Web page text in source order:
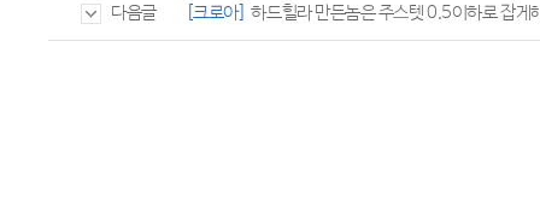
다음글 [크로아] 하드힐라 만든놈은 주스텟 0.5이하로 잡게